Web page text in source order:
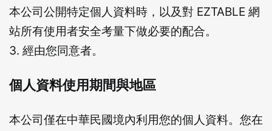
本公司公開特定個人資料時，以及對 EZTABLE 網
站所有使用者安全考量下做必要的配合。
3. 經由您同意者。
個人資料使用期間與地區
本公司僅在中華民國境內利用您的個人資料。您在